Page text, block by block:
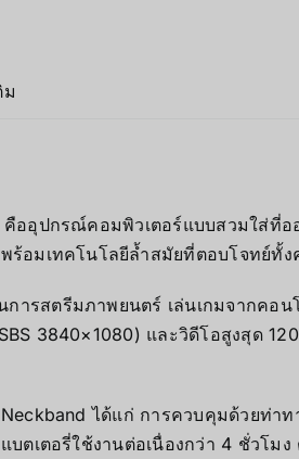
ม
คืออุปกรณ์คอมพิวเตอร์แบบสวมใส่ที่อ
ร้อมเทคโนโลยีล้ำสมัยที่ตอบโจทย์ทั้
ารสตรีมภาพยนตร์ เล่นเกมจากคอ
3840×1080) และวิดีโอสูงสุด
Neckband ได้แก่ การควบคุมด้วยท่
ตเตอรี่ใช้งานต่อเนื่องกว่า 4 ชั่วโม